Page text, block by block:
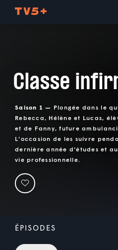
Classe
Saison 1 — Plongée dans le
Rebecca, Hélène et Lucas,
et de Fanny, future
L'occasion de les suivre
dernière année d'études et
vie professionnelle.
ÉPISODES